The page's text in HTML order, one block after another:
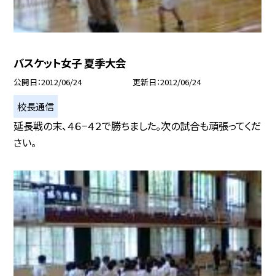
バスケット女子 夏季大会
公開日 2012/06/24 更新日 2012/06/24
校長通信
延長戦の末、４６−４２で勝ちました。次の試合も頑張ってくだ
さい。